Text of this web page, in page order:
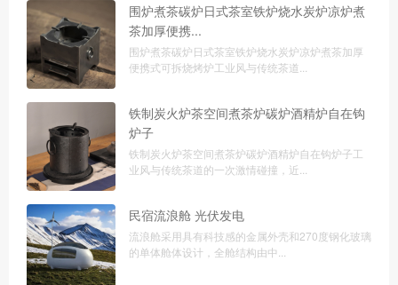
围炉煮茶碳炉日式茶室铁炉烧水炭炉凉炉煮
茶加厚便携...
围炉煮茶碳炉日式茶室铁炉烧水炭炉凉炉煮茶加厚
便携式可拆烧烤炉工业风与传统茶道...
铁制炭火炉茶空间煮茶炉碳炉酒精炉自在钩
炉子
铁制炭火炉茶空间煮茶炉碳炉酒精炉自在钩炉子工
业风与传统茶道的一次激情碰撞，近...
民宿流浪舱 光伏发电
流浪舱采用具有科技感的金属外壳和270度钢化玻璃
的单体舱体设计，全舱结构由中...